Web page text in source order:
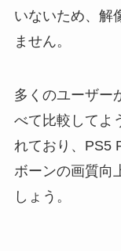
いないため、解
ません。
多くのユーザー
べて比較してよ
れており、PS5
ボーンの画質向
しょう。